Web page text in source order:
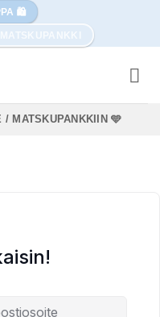
🛍️
/ MATSKUPANKKIIN 🩵